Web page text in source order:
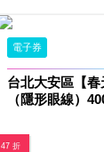
電子券
台北大安區【
（隱形眼線）
47 折